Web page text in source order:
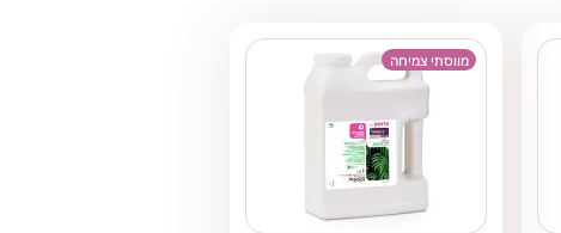
מווסתי צמיחה